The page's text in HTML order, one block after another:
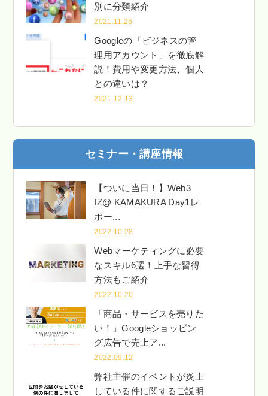
別に分類紹介
2021.11.26
Googleの「ビジネスの管
理用アカウント」を徹底解
説！費用や変更方法、個人
との違いは？
2021.12.13
セミナー・講座情報
【ついに当日！】Web3
IZ@ KAMAKURA Day1レ
ポー...
2022.10.28
Webマーケティングに必要
なスキル6選！上手な習得
方法もご紹介
2022.10.20
「商品・サービスを売りた
い！」Googleショッピン
グ広告で売上ア...
2022.09.12
弊社主催のイベントが炎上
している件に関するご説明